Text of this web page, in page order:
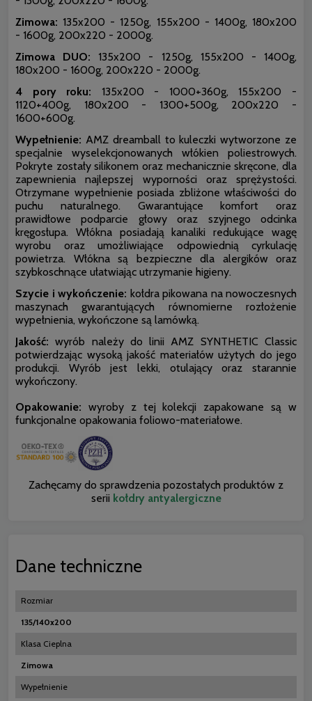
Zimowa: 135x200 - 1250g, 155x200 - 1400g, 180x200
- 1600g, 200x220 - 2000g.
Zimowa DUO: 135x200 - 1250g, 155x200 - 1400g,
180x200 - 1600g, 200x220 - 2000g.
4 pory roku: 135x200 - 1000+360g, 155x200 -
1120+400g, 180x200 - 1300+500g, 200x220 -
1600+600g.
Wypełnienie: AMZ dreamball to kuleczki wytworzone ze
specjalnie wyselekcjonowanych włókien poliestrowych.
Pokryte zostały silikonem oraz mechanicznie skręcone, dla
zapewnienia najlepszej wyporności oraz sprężystości.
Otrzymane wypełnienie posiada zbliżone właściwości do
puchu naturalnego. Gwarantujące komfort oraz
prawidłowe podparcie głowy oraz szyjnego odcinka
kręgosłupa. Włókna posiadają kanaliki redukujące wagę
wyrobu oraz umożliwiające odpowiednią cyrkulację
powietrza. Włókna są bezpieczne dla alergików oraz
szybkoschnące ułatwiając utrzymanie higieny.
Szycie i wykończenie: kołdra pikowana na nowoczesnych
maszynach gwarantujących równomierne rozłożenie
wypełnienia, wykończone są lamówką.
Jakość: wyrób należy do linii AMZ SYNTHETIC Classic
potwierdzając wysoką jakość materiałów użytych do jego
produkcji. Wyrób jest lekki, otulający oraz starannie
wykończony.
Opakowanie: wyroby z tej kolekcji zapakowane są w
funkcjonalne opakowania foliowo-materiałowe.
Zachęcamy do sprawdzenia pozostałych produktów z
serii kołdry antyalergiczne
Dane techniczne
Rozmiar
135/140x200
Klasa Cieplna
Zimowa
Wypełnienie